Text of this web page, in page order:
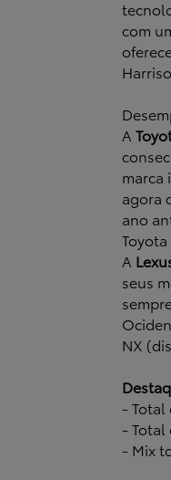
com
A
marca
agora
ano
Toyota
A
seus
NX
- Total
- Total
- Mix